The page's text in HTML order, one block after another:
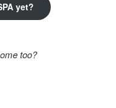
yet?
too?